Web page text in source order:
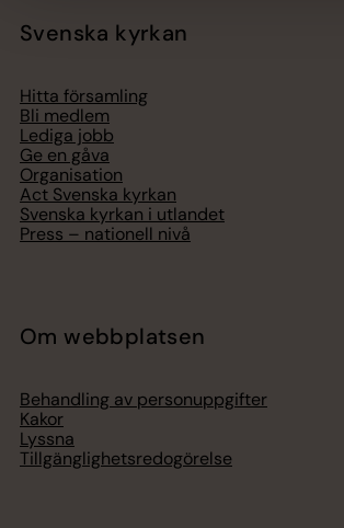
Svenska kyrkan
Hitta församling
Bli medlem
Lediga jobb
Ge en gåva
Organisation
Act Svenska kyrkan
Svenska kyrkan i utlandet
Press – nationell nivå
Om webbplatsen
Behandling av personuppgifter
Kakor
Lyssna
Tillgänglighetsredogörelse